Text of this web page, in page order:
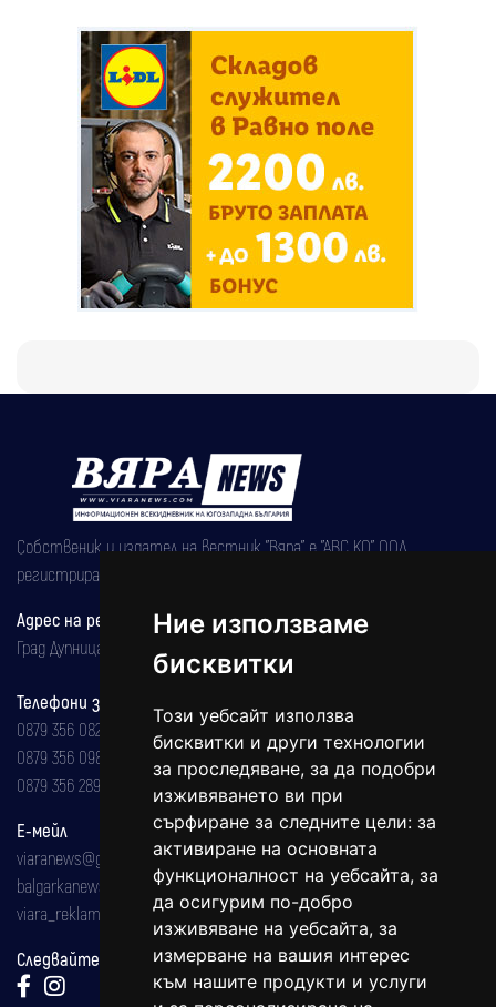
Ние използваме
бисквитки
Този уебсайт използва
бисквитки и други технологии
за проследяване, за да подобри
изживяването ви при
сърфиране за следните цели: за
активиране на основната
функционалност на уебсайта, за
да осигурим по-добро
изживяване на уебсайта, за
измерване на вашия интерес
към нашите продукти и услуги
Собственик и издател на вестник "Вяра" е "АВС КО" ООД,
регистрирана на 08.05.2002 година.
Адрес на редакцията
Град Дупница, ул.''Христо Ботев" 43
Телефони за реклама и абонаменти
0879 356 082
0879 356 098
0879 356 289
Е-мейл
viaranews@gmail.com
balgarkanews@gmail.com
viara_reklama@mail.bg
Следвайте ни: